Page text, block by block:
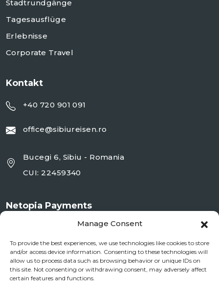
Manage Consent
To provide the best experiences, we use technologies like cookies to store
and/or access device information. Consenting to these technologies will
allow us to process data such as browsing behavior or unique IDs on
this site. Not consenting or withdrawing consent, may adversely affect
certain features and functions.
Stadtrundgänge
Tagesausflüge
Erlebnisse
Corporate Travel
Kontakt
+40 720 901 091
office@sibiureisen.ro
Bucegi 6, Sibiu - Romania
CUI: 22459340
Netopia Payments